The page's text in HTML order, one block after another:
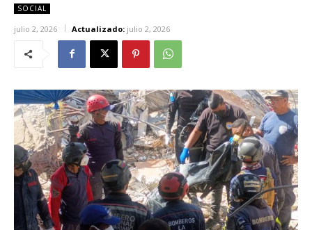
SOCIAL
julio 2, 2026 Actualizado: julio 2, 2026